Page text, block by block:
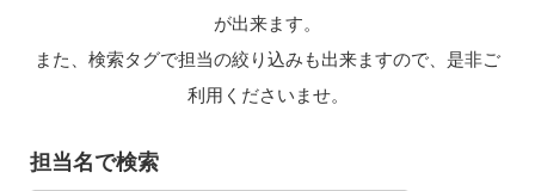
が出来ます。
また、検索タグで担当の絞り込みも出来ますので、是非ご
利用くださいませ。
担当名で検索